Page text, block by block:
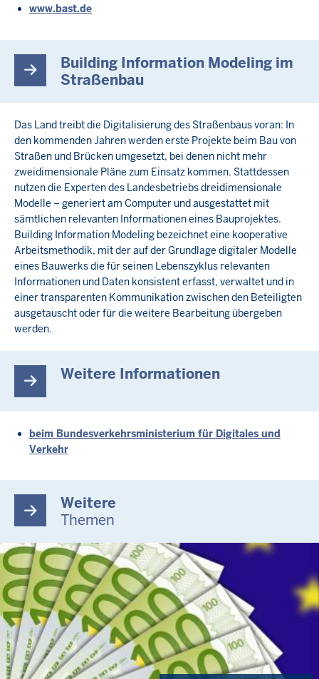
www.bast.de
Building Information Modeling im
Straßenbau
Das Land treibt die Digitalisierung des Straßenbaus voran: In
den kommenden Jahren werden erste Projekte beim Bau von
Straßen und Brücken umgesetzt, bei denen nicht mehr
zweidimensionale Pläne zum Einsatz kommen. Stattdessen
nutzen die Experten des Landesbetriebs dreidimensionale
Modelle – generiert am Computer und ausgestattet mit
sämtlichen relevanten Informationen eines Bauprojektes.
Building Information Modeling bezeichnet eine kooperative
Arbeitsmethodik, mit der auf der Grundlage digitaler Modelle
eines Bauwerks die für seinen Lebenszyklus relevanten
Informationen und Daten konsistent erfasst, verwaltet und in
einer transparenten Kommunikation zwischen den Beteiligten
ausgetauscht oder für die weitere Bearbeitung übergeben
werden.
Weitere Informationen
beim Bundesverkehrsministerium für Digitales und
Verkehr
Weitere
Themen